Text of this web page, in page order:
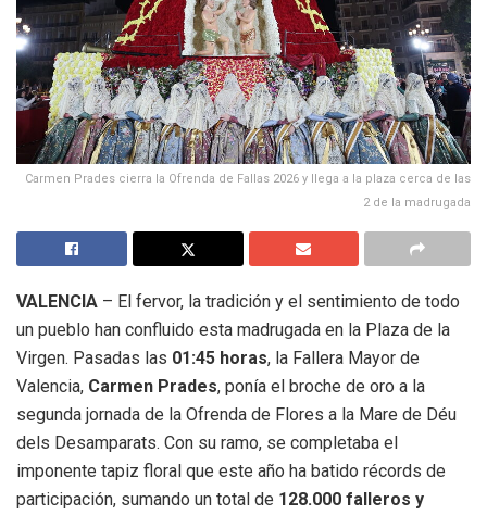
Carmen Prades cierra la Ofrenda de Fallas 2026 y llega a la plaza cerca de las
2 de la madrugada
VALENCIA – El fervor, la tradición y el sentimiento de todo
un pueblo han confluido esta madrugada en la Plaza de la
Virgen. Pasadas las 01:45 horas, la Fallera Mayor de
Valencia, Carmen Prades, ponía el broche de oro a la
segunda jornada de la Ofrenda de Flores a la Mare de Déu
dels Desamparats. Con su ramo, se completaba el
imponente tapiz floral que este año ha batido récords de
participación, sumando un total de 128.000 falleros y